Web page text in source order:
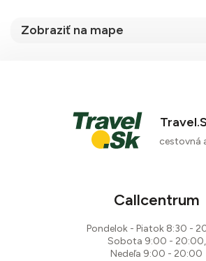
Zobraziť na mape
cestovná
Callcentrum
Pondelok - Piatok 8:30 -
Sobota 9:00 - 20:00,
Nedeľa 9:00 - 20:00